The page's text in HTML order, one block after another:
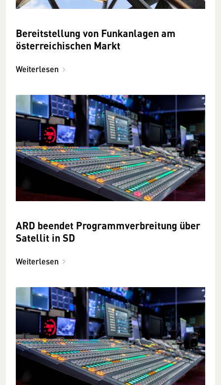
Bereitstellung von Funkanlagen am
österreichischen Markt
Weiterlesen
ARD beendet Programmverbreitung über
Satellit in SD
Weiterlesen